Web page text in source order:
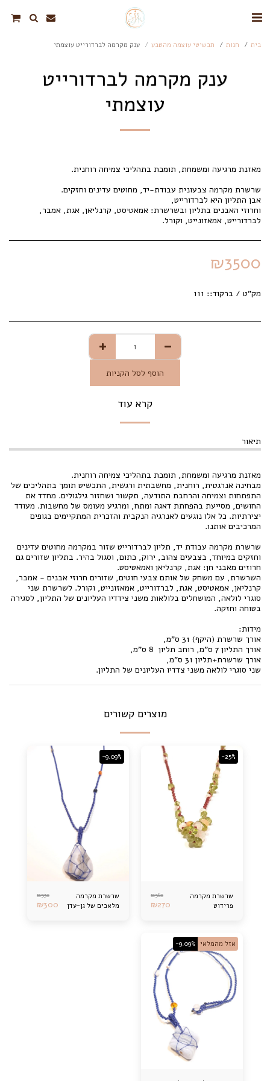
בית חנות תכשיטי עוצמה מהטבע ענק מקרמה לברדורייט עוצמתי
ענק מקרמה לברדורייט
עוצמתי
וחרוזי האבנים בתליון ובשרשרת: אמאטיסט, קרנליאן, אגת, אמבר,
לברדורייט, אמאזונייט, וקורל.
₪3500
מק"ט / ברקוד:: 111
הוסף לסל הקניות
קרא עוד
תיאור
מאזנת מרגיעה ומשמחת, תומכת בתהליכי צמיחה רוחנית.
מבחינה אנרגטית, רוחנית, מחשבתית ורגשית, התכשיט תומך בתהליכים של
התפתחות וצמיחה והרחבת התודעה, תקשור ושחזור גילגולים. מחדד את
החושים, מסייעת בהפחתת דאגה ומתח, ומרגיע מעומס של מחשבות. מעודד
יצירתיות. כל אלו נוגעים לאנרגיה הנקבית והזכרית המתקיימים בגופים
המרכיבים אותנו.
שרשרת מקרמה עבודת יד, תליון לברדורייט שזור במקרמה מחוטים עדינים
וחזקים במיוחד, בצבעים צהוב, ירוק, כתום, וסגול בהיר. בתליון שזורים גם
חרוזים מאבני חן: אגת, קרנליאן ואמאטיסט.
השרשרת, עם משחק של אותם צבעי חוטים, שזורים חרוזי אבנים - אמבר,
קרנליאן, אמאטיסט, אגת, לברדורייט, אמאזונייט, וקורל. לשרשרת שני
סוגרי לולאה, המושחלים בלולאות משני צידדיו העליונים של התליון, לסגירה
בטוחה וחזקה.
מידות:
אורך שרשרת (היקף) 31 ס"מ,
אורך התליון 7 ס"מ, רוחב תליון 8 ס"מ,
אורך שרשרת+תליון 31 ס"מ,
שני סוגרי לולאה משני צדדיו העליונים של התליון.
מוצרים קשורים
-25%
שרשרת מקרמה
פרידוט
₪360
₪270
-9.09%
שרשרת מקרמה
מלאכים של גן-עדן
₪330
₪300
אזל מהמלאי -9.09%